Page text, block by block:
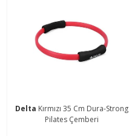
Delta Kırmızı 35 Cm Dura-Strong
Pilates Çemberi